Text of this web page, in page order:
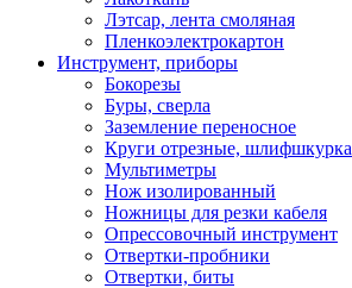
Лэтсар, лента смоляная
Пленкоэлектрокартон
Инструмент, приборы
Бокорезы
Буры, сверла
Заземление переносное
Круги отрезные, шлифшкурка
Мультиметры
Нож изолированный
Ножницы для резки кабеля
Опрессовочный инструмент
Отвертки-пробники
Отвертки, биты